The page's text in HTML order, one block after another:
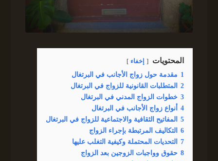
المحتويات إخفاء
1 مقدمة حول زواج الأجانب في البرتغال
2 المتطلبات القانونية للزواج في البرتغال
3 خطوات الزواج المدني في البرتغال
4 أنواع زواج الأجانب في البرتغال
5 المفاتيح الثقافية والاجتماعية للزواج في البرتغال
6 التكاليف المرتبطة بإجراء الزواج
7 التحديات المحتملة وكيفية التغلب عليها
8 حقوق وواجبات الزوجين بعد الزواج